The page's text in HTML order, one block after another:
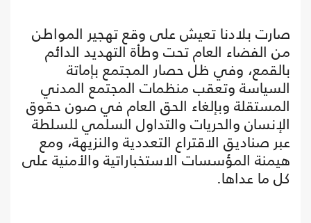
صارت بلادنا تعيش على وقع تهجير المواطن
من الفضاء العام تحت وطأة التهديد الدائم
بالقمع، وفي ظل حصار المجتمع بإماتة
السياسة وتعقب منظمات المجتمع المدني
المستقلة وبإلغاء الحق العام في صون حقوق
الإنسان والحريات والتداول السلمي للسلطة
عبر صناديق الاقتراع التعددية والنزيهة، ومع
هيمنة المؤسسات الاستخباراتية والأمنية على
كل ما عداها.